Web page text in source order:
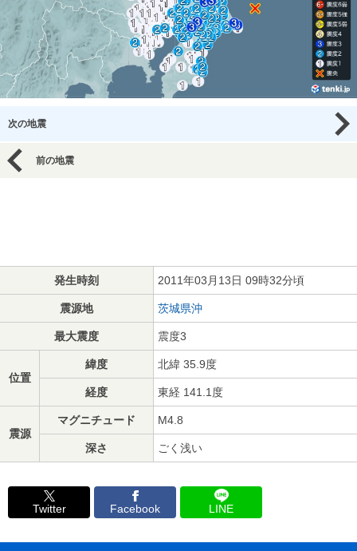
次の地震
前の地震
発生時刻 2011年03月13日 09時32分頃
震源地 茨城県沖
最大震度 震度3
位置
緯度 北緯 35.9度
経度 東経 141.1度
震源
マグニチュード M4.8
深さ ごく浅い
Twitter Facebook LINE